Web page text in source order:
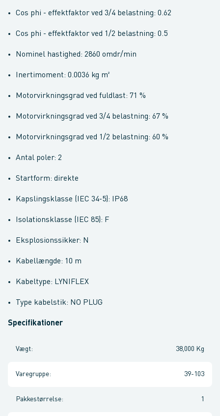
Cos phi - effektfaktor ved 3/4 belastning: 0.62
Cos phi - effektfaktor ved 1/2 belastning: 0.5
Nominel hastighed: 2860 omdr/min
Inertimoment: 0.0036 kg m²
Motorvirkningsgrad ved fuldlast: 71 %
Motorvirkningsgrad ved 3/4 belastning: 67 %
Motorvirkningsgrad ved 1/2 belastning: 60 %
Antal poler: 2
Startform: direkte
Kapslingsklasse (IEC 34-5): IP68
Isolationsklasse (IEC 85): F
Eksplosionssikker: N
Kabellængde: 10 m
Kabeltype: LYNIFLEX
Type kabelstik: NO PLUG
Specifikationer
Vægt: 38,000 Kg
Varegruppe: 39-103
Pakkestørrelse: 1